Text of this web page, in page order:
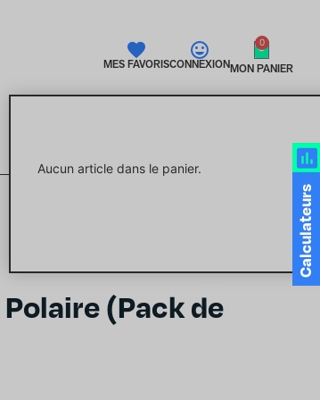
MES FAVORISCONNEXION
Aucun article dans le panier.
0
MON PANIER
Calculateurs
Polaire (Pack de